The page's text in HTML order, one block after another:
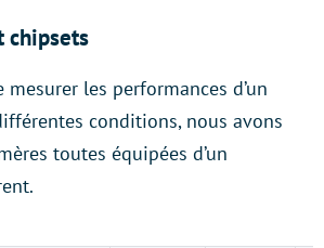
chipsets
les performances d’un
conditions, nous avons
toutes équipées d’un